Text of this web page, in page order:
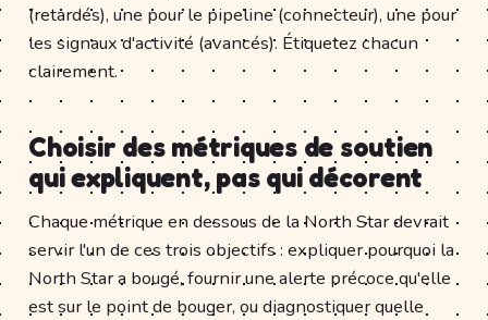
(retardés), une pour le pipeline (connecteur), une pour
les signaux d'activité (avancés). Étiquetez chacun
clairement.
Choisir des métriques de soutien
qui expliquent, pas qui décorent
Chaque métrique en dessous de la North Star devrait
servir l'un de ces trois objectifs : expliquer pourquoi la
North Star a bougé, fournir une alerte précoce qu'elle
est sur le point de bouger, ou diagnostiquer quelle